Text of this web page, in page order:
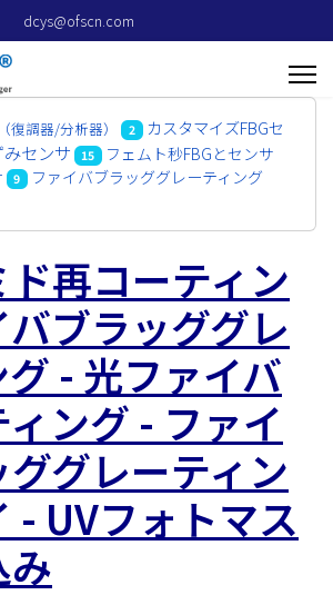
dcys@ofscn.com
復調器/分析器） 2
カスタマイズFBGセ
みセンサ 15 フェムト秒FBGとセンサ
9
ファイバブラッググレーティング
再コーティン
ブラッググレ
- 光ファイバ
ング - ファイ
グレーティン
- UVフォトマス
み